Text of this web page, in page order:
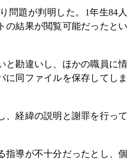
問題が判明した。1年生84人
の結果が閲覧可能だったとい
と勘違いし、ほかの職員に情
に同ファイルを保存してしま
、経緯の説明と謝罪を行って
指導が不十分だったとし、個